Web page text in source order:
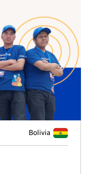
Bolivia